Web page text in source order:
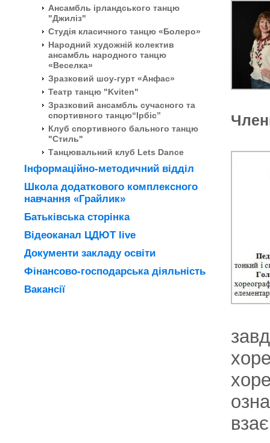
Ансамбль ірландського танцю
"Джиліз"
Студія класичного танцю «Болеро»
Народний художній колектив
ансамбль народного танцю
«Веселка»
Зразковий шоу-гурт «Анфас»
Театр танцю "Kviten"
Зразковий ансамбль сучасного та
спортивного танцю“Ірбіс”
Клуб спортивного бального танцю
"Стиль"
Танцювальний клуб Lets Dance
Інформаційно-методичний відділ
Школа додаткового комплексного
навчання «Грайлик»
Батьківська сторінка
Відеоканал ЦДЮТ live
Документи закладу освіти
Фінансово-господарська діяльність
Вакансії